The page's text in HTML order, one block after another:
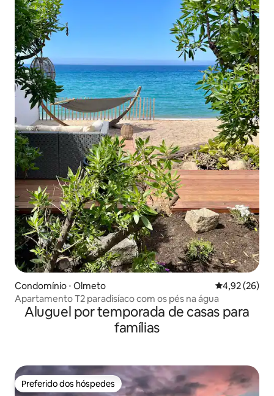
Condomínio ⋅ Olmeto 4,92 de uma
4,92 (26)
Apartamento T2 paradisíaco com os pés na água
Aluguel por temporada de casas para
famílias
Preferido dos hóspedes
Preferido dos hóspedes